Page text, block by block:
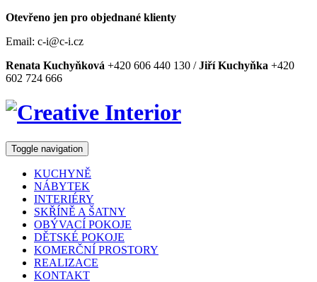
Otevřeno jen pro objednané klienty
Email: c-i@c-i.cz
Renata Kuchyňková +420 606 440 130 /Jiří Kuchyňka +420
602 724 666
Toggle navigation
KUCHYNĚ
NÁBYTEK
INTERIÉRY
SKŘÍNĚ A ŠATNY
OBÝVACÍ POKOJE
DĚTSKÉ POKOJE
KOMERČNÍ PROSTORY
REALIZACE
KONTAKT